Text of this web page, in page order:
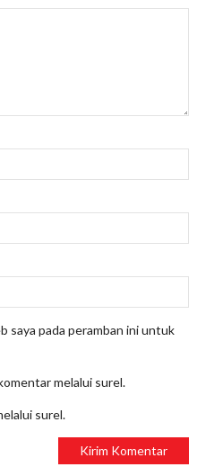
saya pada peramban ini untuk
melalui surel.
surel.